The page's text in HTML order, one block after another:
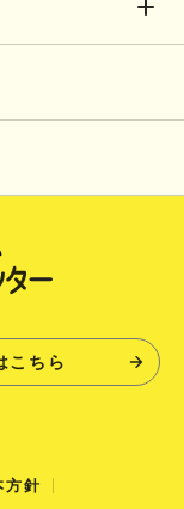
こちら
方針